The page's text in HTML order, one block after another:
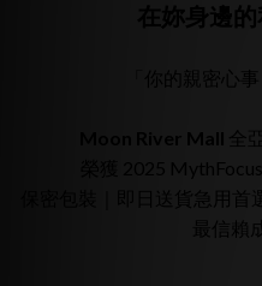
在妳身邊
「你的親密心
全
榮獲 2025
保密包裝｜即日送貨急用首
最信賴